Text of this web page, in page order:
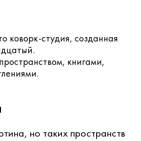
коворк-студия, созданная
книгами,
но таких пространств